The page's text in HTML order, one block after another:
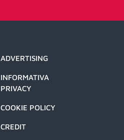
ADVERTISING
INFORMATIVA
PRIVACY
COOKIE POLICY
CREDIT